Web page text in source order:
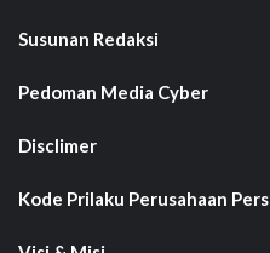
Susunan Redaksi
Pedoman Media Cyber
Disclimer
Kode Prilaku Perusahaan Pers